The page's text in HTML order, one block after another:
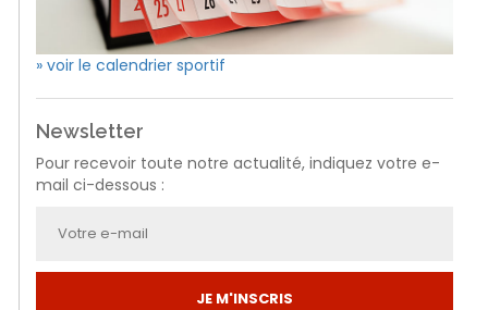
» voir le calendrier sportif
Newsletter
Pour recevoir toute notre actualité, indiquez votre e-
mail ci-dessous :
JE M'INSCRIS